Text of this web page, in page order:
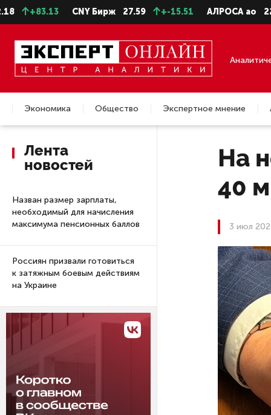
CNY Бирж 27.59 +-15.51 АЛРОСА ао 22.28
Экономика Общество Экспертное мнение
Недвижимость
Лента
новостей
Назван размер зарплаты,
необходимый для начисления
максимума пенсионных баллов
Россиян призвали готовиться
к затяжным боевым действиям
на Украине
На
40
3 июл